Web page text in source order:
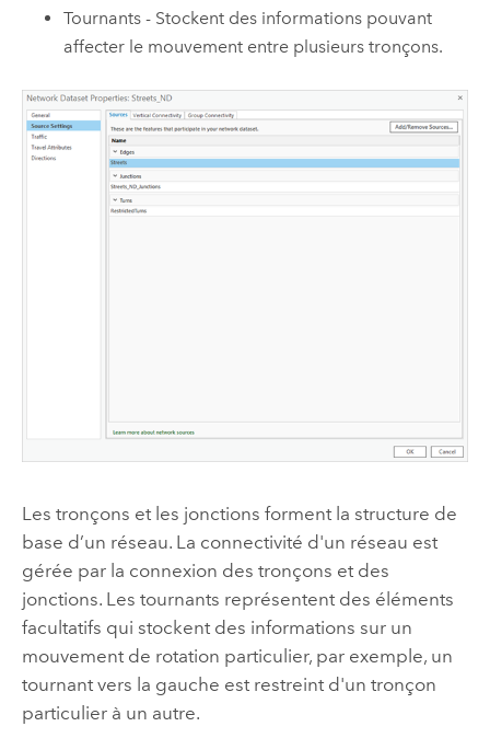
Tournants - Stockent des informations pouvant
affecter le mouvement entre plusieurs tronçons.
Les tronçons et les jonctions forment la structure de
base d’un réseau. La connectivité d'un réseau est
gérée par la connexion des tronçons et des
jonctions. Les tournants représentent des éléments
facultatifs qui stockent des informations sur un
mouvement de rotation particulier, par exemple, un
tournant vers la gauche est restreint d'un tronçon
particulier à un autre.